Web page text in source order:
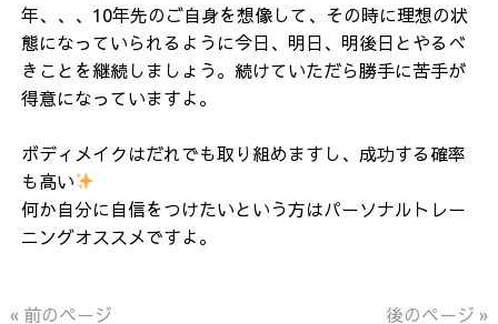
年、、、10年先のご自身を想像して、その時に理想の状
態になっていられるように今日、明日、明後日とやるべ
きことを継続しましょう。続けていただら勝手に苦手が
得意になっていますよ。
ボディメイクはだれでも取り組めますし、成功する確率
も高い
何か自分に自信をつけたいという方はパーソナルトレー
ニングオススメですよ。
« 前のページ 後のページ »